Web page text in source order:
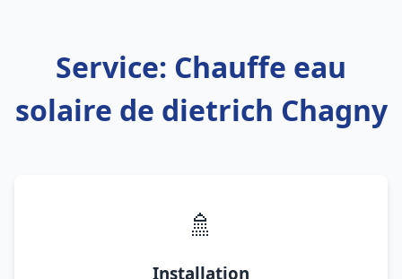
Service: Chauffe eau
solaire de dietrich Chagny
🚿
Installation